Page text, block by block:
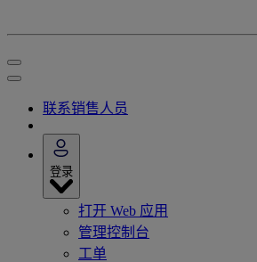
联系销售人员
登录
打开 Web 应用
管理控制台
工单